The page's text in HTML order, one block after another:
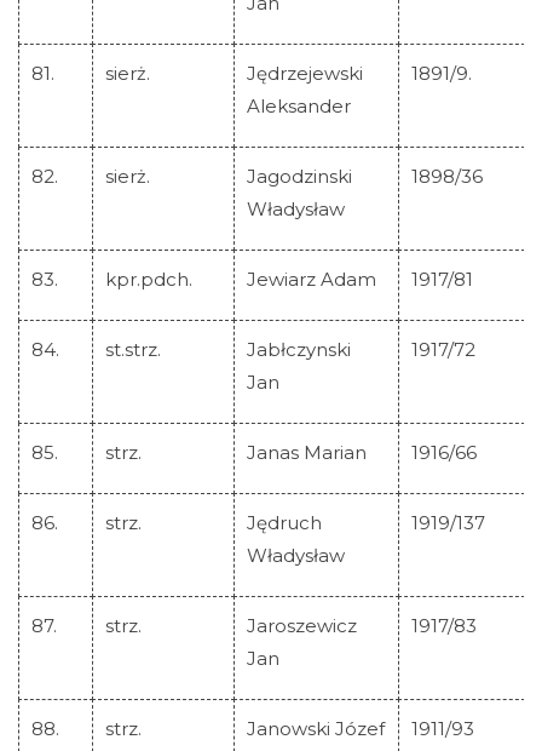
81. sierż.
Jędrzejewski
Aleksander
1891/9.
82. sierż.
Jagodzinski
Władysław
1898/36
83. kpr.pdch. Jewiarz Adam 1917/81
84. st.strz.
Jabłczynski
Jan
1917/72
85. strz. Janas Marian 1916/66
86. strz.
Jędruch
Władysław
1919/137
87. strz.
Jaroszewicz
Jan
1917/83
88. strz. Janowski Józef 1911/93